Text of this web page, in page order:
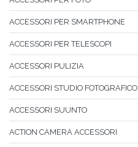
ACCESSORI PER SMARTPHONE
ACCESSORI PER TELESCOPI
ACCESSORI PULIZIA
ACCESSORI STUDIO FOTOGRAFICO
ACCESSORI SUUNTO
ACTION CAMERA ACCESSORI